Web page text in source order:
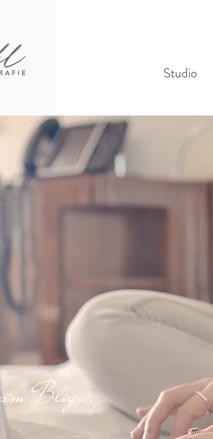
Studio
Blog...